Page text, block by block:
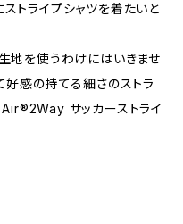
トライプシャツを着たいと
地を使うわけにはいきませ
好感の持てる細さのストラ
サッカーストライ